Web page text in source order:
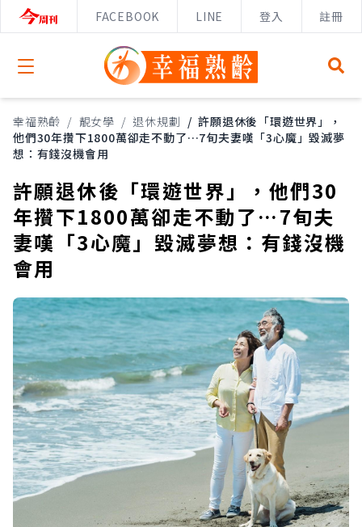
FACEBOOK LINE 登入 註冊
Open menu
幸福熟齡 / 靚女學 / 退休規劃 / 許願退休後「環遊世界」，
他們30年攢下1800萬卻走不動了…7旬夫妻嘆「3心魔」毀滅夢
想：有錢沒機會用
許願退休後「環遊世界」，他們30
年攢下1800萬卻走不動了…7旬夫
妻嘆「3心魔」毀滅夢想：有錢沒機
會用